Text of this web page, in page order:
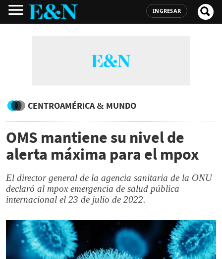
INGRESAR
CENTROAMÉRICA & MUNDO
OMS mantiene su nivel de
alerta máxima para el mpox
El director general de la agencia sanitaria de la ONU
declaró al mpox emergencia de salud pública
internacional el 23 de julio de 2022.